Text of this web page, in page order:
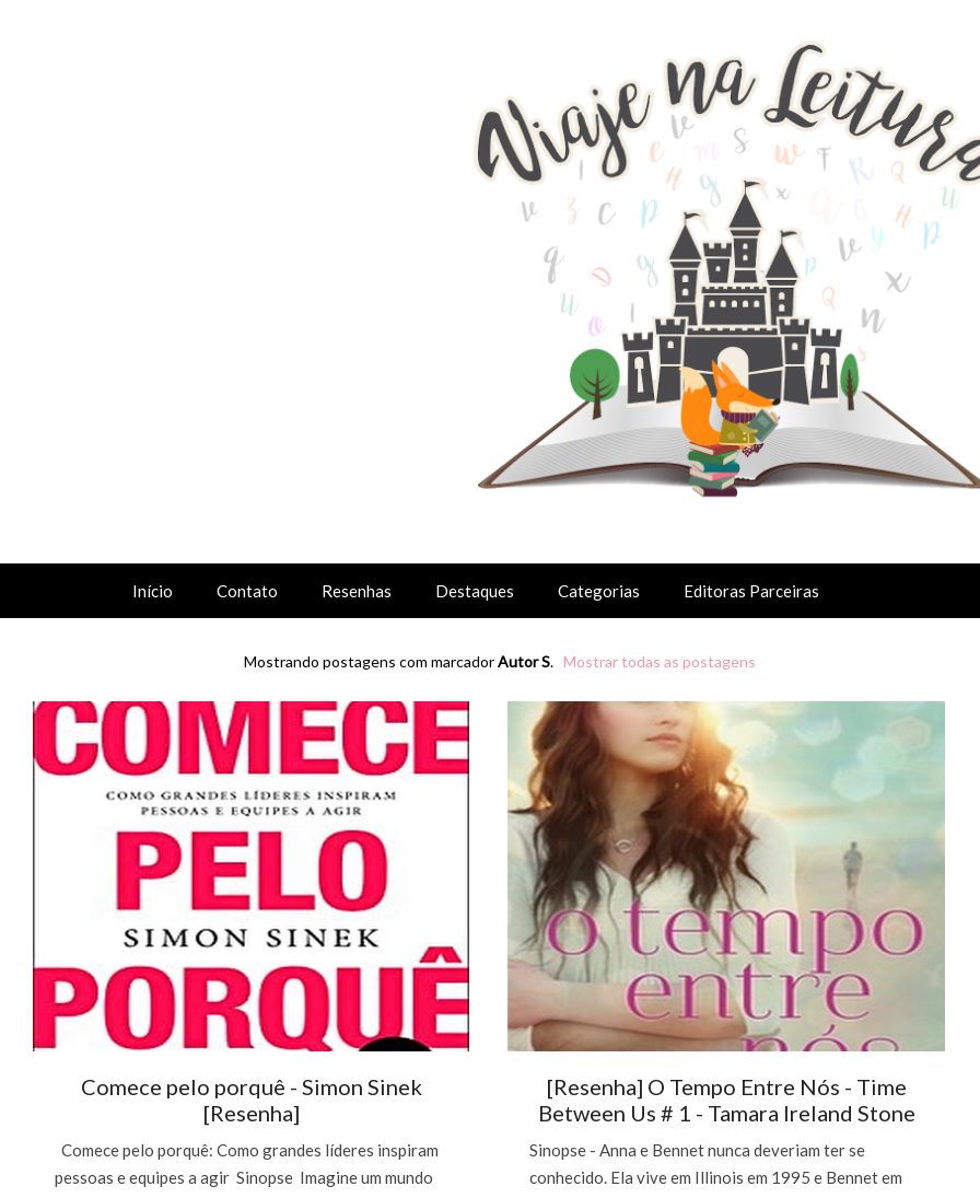
Início Contato Resenhas Destaques Categorias Editoras Parceiras
Mostrando postagens com marcadorAutor S. Mostrar todas as postagens
Comece pelo porquê - Simon Sinek
[Resenha]
Comece pelo porquê: Como grandes líderes inspiram
pessoas e equipes a agir Sinopse Imagine um mundo
[Resenha] O Tempo Entre Nós - Time
Between Us # 1 - Tamara Ireland Stone
Sinopse - Anna e Bennet nunca deveriam ter se
conhecido. Ela vive em Illinois em 1995 e Bennet em